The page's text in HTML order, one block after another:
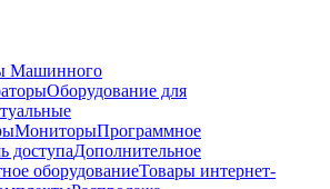
Машинного
Оборудование для
МониторыПрограммное
доступаДополнительное
оборудованиеТовары интернет-